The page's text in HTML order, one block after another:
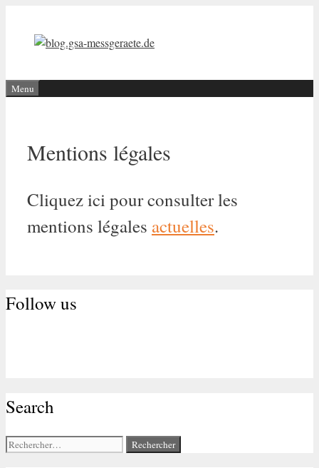
contenu
Menu
Mentions légales
Cliquez ici pour consulter les
mentions légales actuelles.
Follow us
Search
Rechercher :